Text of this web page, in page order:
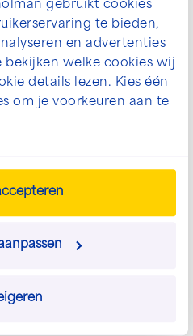
gebruikt cookies
te bieden,
en advertenties
welke cookies wij
details lezen. Kies één
om je voorkeuren aan te
00:17